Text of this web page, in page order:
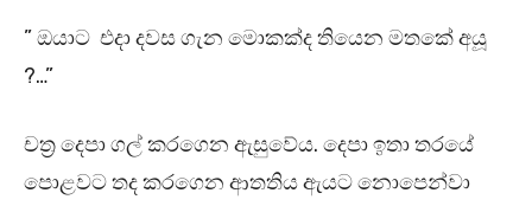
” ඔයාට එදා දවස ගැන මොකක්ද තියෙන මතකේ අයූ
?…”
චත්‍ර දෙපා ගල් කරගෙන ඇසුවේය. දෙපා ඉතා තරයේ
පොළවට තද කරගෙන ආතතිය ඇයට නොපෙන්වා